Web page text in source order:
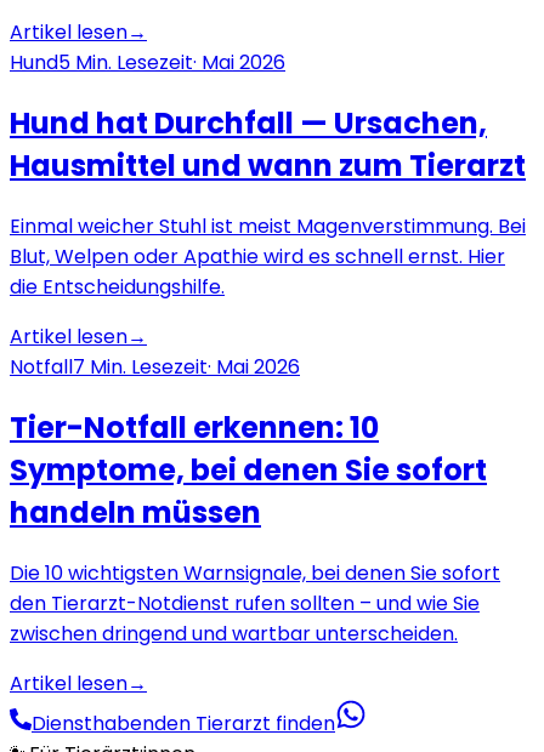
Artikel lesen→
Hund5 Min. Lesezeit· Mai 2026
Hund hat Durchfall — Ursachen,
Hausmittel und wann zum Tierarzt
Einmal weicher Stuhl ist meist Magenverstimmung. Bei
Blut, Welpen oder Apathie wird es schnell ernst. Hier
die Entscheidungshilfe.
Artikel lesen→
Notfall7 Min. Lesezeit· Mai 2026
Tier-Notfall erkennen: 10
Symptome, bei denen Sie sofort
handeln müssen
Die 10 wichtigsten Warnsignale, bei denen Sie sofort
den Tierarzt-Notdienst rufen sollten – und wie Sie
zwischen dringend und wartbar unterscheiden.
Artikel lesen→
Diensthabenden Tierarzt finden